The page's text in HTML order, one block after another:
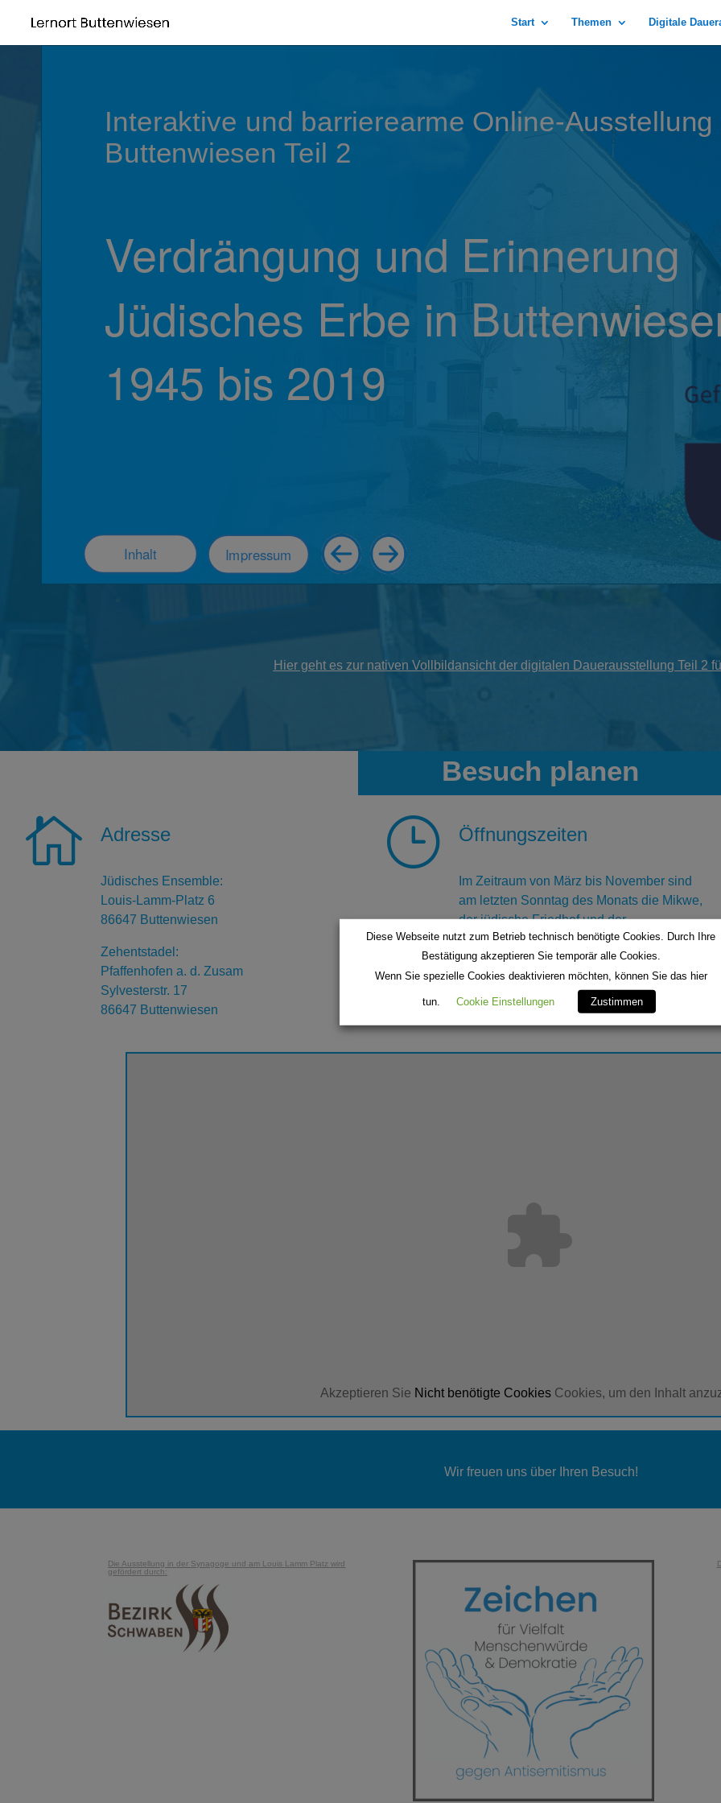
Start Themen Digitale
Hier geht es zur nativen Vollbildansicht der digitalen Dauerausstellung Teil 2
Besuch planen
 Adresse
Jüdisches Ensemble:
Louis-Lamm-Platz 6
86647 Buttenwiesen
Zehentstadel:
Pfaffenhofen a. d. Zusam
Sylvesterstr. 17
86647 Buttenwiesen
} Öffnungszeiten
Im Zeitraum von März bis November sind
am letzten Sonntag des Monats die Mikwe,
der jüdische Friedhof und der
Ausstellungsraum in der ehemaligen
Synagoge von 14 bis 17 Uhr geöffnet.
Die Bauzaunausstellung am Louis-Lamm-
Platz und im Bereich der ehemaligen
Synagoge ist jederzeit zugänglich.
Akzeptieren Sie Nicht benötigte Cookies Cookies, um den Inhalt
Wir freuen uns über Ihren Besuch!
Die Ausstellung in der Synagoge und am Louis Lamm Platz wird
gefördert durch:
Diese Webseite nutzt zum Betrieb technisch benötigte Cookies. Durch Ihre
Bestätigung akzeptieren Sie temporär alle Cookies.
Wenn Sie spezielle Cookies deaktivieren möchten, können Sie das hier
tun. Cookie Einstellungen Zustimmen